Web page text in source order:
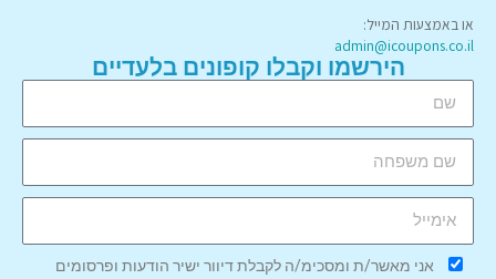
או באמצעות המייל:
admin@icoupons.co.il
הירשמו וקבלו קופונים בלעדיים
אני מאשר/ת ומסכימ/ה לקבלת דיוור ישיר הודעות ופרסומים